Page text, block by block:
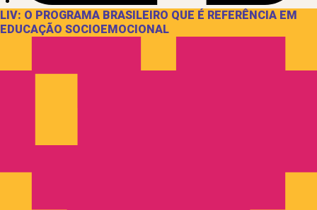
LIV: O PROGRAMA BRASILEIRO QUE É REFERÊNCIA EM
EDUCAÇÃO SOCIOEMOCIONAL